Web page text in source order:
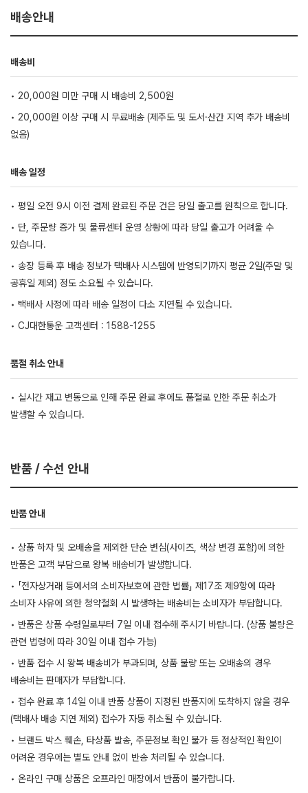
배송안내
배송비
• 20,000원 미만 구매 시 배송비 2,500원
• 20,000원 이상 구매 시 무료배송 (제주도 및 도서·산간 지역 추가 배송비
없음)
배송 일정
• 평일 오전 9시 이전 결제 완료된 주문 건은 당일 출고를 원칙으로 합니다.
• 단, 주문량 증가 및 물류센터 운영 상황에 따라 당일 출고가 어려울 수
있습니다.
• 송장 등록 후 배송 정보가 택배사 시스템에 반영되기까지 평균 2일(주말 및
공휴일 제외) 정도 소요될 수 있습니다.
• 택배사 사정에 따라 배송 일정이 다소 지연될 수 있습니다.
• CJ대한통운 고객센터 : 1588-1255
품절 취소 안내
• 실시간 재고 변동으로 인해 주문 완료 후에도 품절로 인한 주문 취소가
발생할 수 있습니다.
반품 / 수선 안내
반품 안내
• 상품 하자 및 오배송을 제외한 단순 변심(사이즈, 색상 변경 포함)에 의한
반품은 고객 부담으로 왕복 배송비가 발생합니다.
• 「전자상거래 등에서의 소비자보호에 관한 법률」 제17조 제9항에 따라
소비자 사유에 의한 청약철회 시 발생하는 배송비는 소비자가 부담합니다.
• 반품은 상품 수령일로부터 7일 이내 접수해 주시기 바랍니다. (상품 불량은
관련 법령에 따라 30일 이내 접수 가능)
• 반품 접수 시 왕복 배송비가 부과되며, 상품 불량 또는 오배송의 경우
배송비는 판매자가 부담합니다.
• 접수 완료 후 14일 이내 반품 상품이 지정된 반품지에 도착하지 않을 경우
(택배사 배송 지연 제외) 접수가 자동 취소될 수 있습니다.
• 브랜드 박스 훼손, 타상품 발송, 주문정보 확인 불가 등 정상적인 확인이
어려운 경우에는 별도 안내 없이 반송 처리될 수 있습니다.
• 온라인 구매 상품은 오프라인 매장에서 반품이 불가합니다.